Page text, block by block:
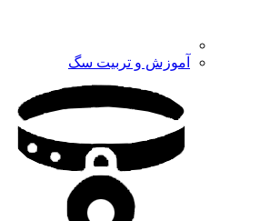
آموزش و تربیت سگ